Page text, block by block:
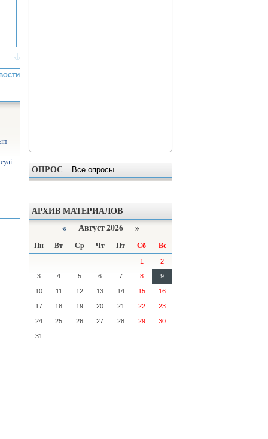
ОПРОС Все опросы
АРХИВ МАТЕРИАЛОВ
«Август 2026 »
Пн Вт Ср Чт Пт Сб Вс
1 2
3 4 5 6 7 8 9
10 11 12 13 14 15 16
17 18 19 20 21 22 23
24 25 26 27 28 29 30
31